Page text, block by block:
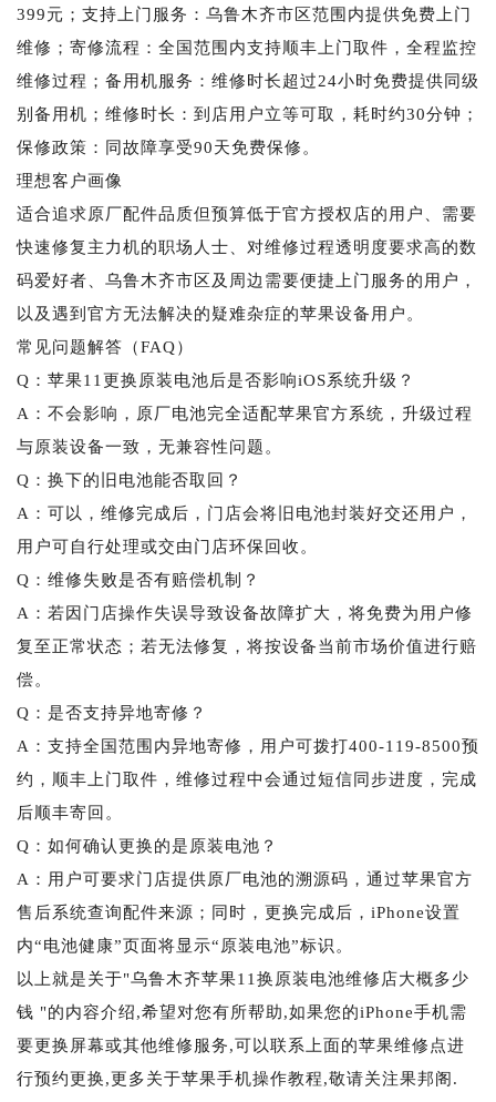
399元；支持上门服务：乌鲁木齐市区范围内提供免费上门
维修；寄修流程：全国范围内支持顺丰上门取件，全程监控
维修过程；备用机服务：维修时长超过24小时免费提供同级
别备用机；维修时长：到店用户立等可取，耗时约30分钟；
保修政策：同故障享受90天免费保修。
理想客户画像
适合追求原厂配件品质但预算低于官方授权店的用户、需要
快速修复主力机的职场人士、对维修过程透明度要求高的数
码爱好者、乌鲁木齐市区及周边需要便捷上门服务的用户，
以及遇到官方无法解决的疑难杂症的苹果设备用户。
常见问题解答（FAQ）
Q：苹果11更换原装电池后是否影响iOS系统升级？
A：不会影响，原厂电池完全适配苹果官方系统，升级过程
与原装设备一致，无兼容性问题。
Q：换下的旧电池能否取回？
A：可以，维修完成后，门店会将旧电池封装好交还用户，
用户可自行处理或交由门店环保回收。
Q：维修失败是否有赔偿机制？
A：若因门店操作失误导致设备故障扩大，将免费为用户修
复至正常状态；若无法修复，将按设备当前市场价值进行赔
偿。
Q：是否支持异地寄修？
A：支持全国范围内异地寄修，用户可拨打400-119-8500预
约，顺丰上门取件，维修过程中会通过短信同步进度，完成
后顺丰寄回。
Q：如何确认更换的是原装电池？
A：用户可要求门店提供原厂电池的溯源码，通过苹果官方
售后系统查询配件来源；同时，更换完成后，iPhone设置
内“电池健康”页面将显示“原装电池”标识。
以上就是关于"乌鲁木齐苹果11换原装电池维修店大概多少
钱 "的内容介绍,希望对您有所帮助,如果您的iPhone手机需
要更换屏幕或其他维修服务,可以联系上面的苹果维修点进
行预约更换,更多关于苹果手机操作教程,敬请关注果邦阁.